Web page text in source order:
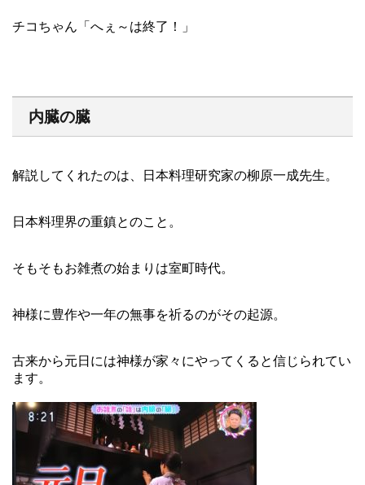
チコちゃん「へぇ～は終了！」
内臓の臓
解説してくれたのは、日本料理研究家の柳原一成先生。
日本料理界の重鎮とのこと。
そもそもお雑煮の始まりは室町時代。
神様に豊作や一年の無事を祈るのがその起源。
古来から元日には神様が家々にやってくると信じられてい
ます。